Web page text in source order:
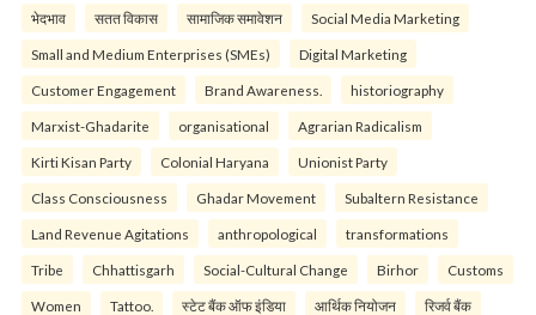
भेदभाव सतत विकास सामाजिक समावेशन Social Media Marketing
Small and Medium Enterprises (SMEs) Digital Marketing
Customer Engagement Brand Awareness. historiography
Marxist-Ghadarite organisational Agrarian Radicalism
Kirti Kisan Party Colonial Haryana Unionist Party
Class Consciousness Ghadar Movement Subaltern Resistance
Land Revenue Agitations anthropological transformations
Tribe Chhattisgarh Social-Cultural Change Birhor Customs
Women Tattoo. स्टेट बैंक ऑफ इंडिया आर्थिक नियोजन रिजर्व बैंक